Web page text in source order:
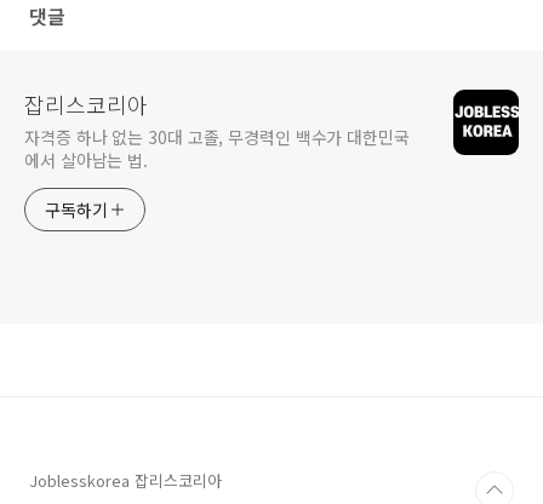
댓글
잡리스코리아
자격증 하나 없는 30대 고졸, 무경력인 백수가 대한민국
에서 살아남는 법.
구독하기
Joblesskorea 잡리스코리아